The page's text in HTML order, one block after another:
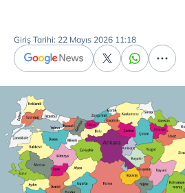
Giriş Tarihi: 22 Mayıs 2026 11:18